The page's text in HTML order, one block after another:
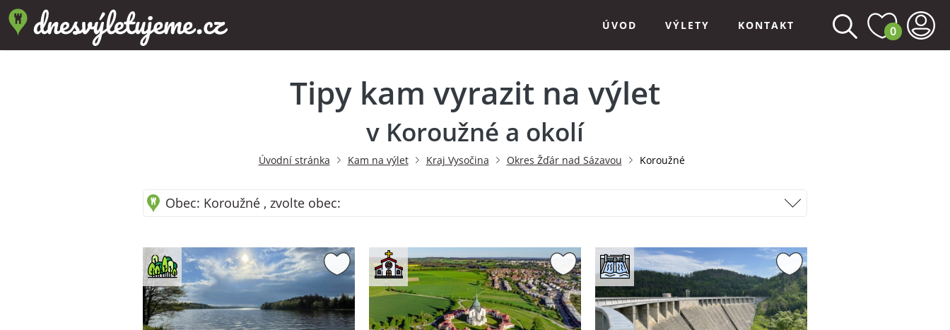
ÚVOD VÝLETY KONTAKT 0
Tipy kam vyrazit na výlet
v Koroužné a okolí
Úvodní stránka Kam na výlet Kraj Vysočina Okres Žďár nad Sázavou Koroužné
Obec: Koroužné , zvolte obec: